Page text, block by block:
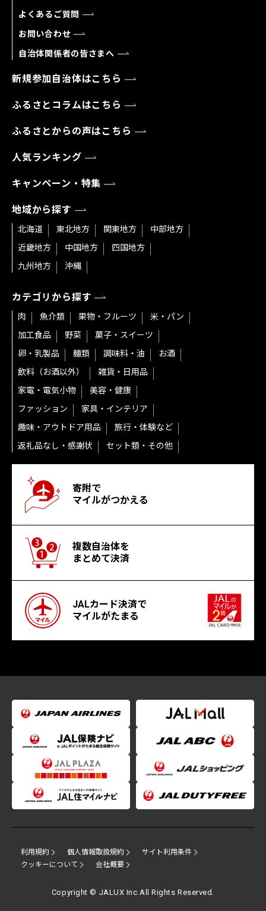
よくあるご質問
お問い合わせ
自治体関係者の皆さまへ
新規参加自治体はこちら
ふるさとコラムはこちら
ふるさとからの声はこちら
人気ランキング
キャンペーン・特集
地域から探す
北海道 東北地方 関東地方
中部地方
近畿地方
中国地方
四国地方
九州地方
沖縄
カテゴリから探す
肉 魚介類 果物・フルーツ
米・パン
加工食品
野菜
菓子・スイーツ
卵・乳製品
麺類 調味料・油
お酒
飲料（お酒以外）
雑貨・日用品
家電・電気小物
美容・健康
ファッション
家具・インテリア
趣味・アウトドア用品
旅行・体験など
返礼品なし・感謝状
セット類・その他
寄附で
マイルがつかえる
複数自治体を
まとめて決済
JALカード決済で
マイルがたまる
利用規約 個人情報取扱規約
サイト利用条件
クッキーについて
会社概要
Copyright © JALUX Inc.All Rights Reserved.